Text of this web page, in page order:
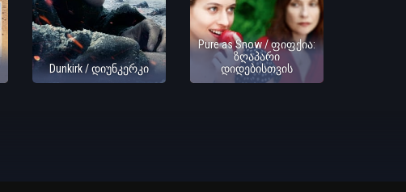
Dunkirk / დიუნკერკი
Pure as Snow / ფიფქია:
ზღაპარი
დიდებისთვის